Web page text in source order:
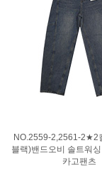
NO.2559-2,2561-2★2
블랙)밴드오비 솔트워
카고팬츠